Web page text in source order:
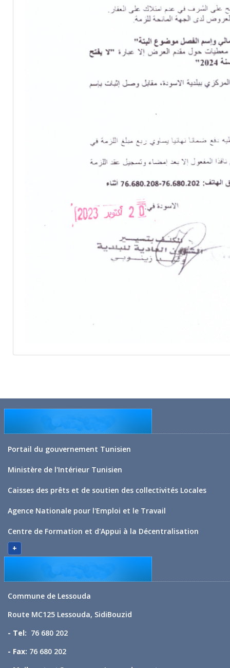
Portail du gouvernement Tunisien
Ministère de l'Intérieur Tunisien
Caisses des prêts et de soutien des collectivités Locales
Agence Nationale pour l'Emploi et le Travail
Centre de Formation et d'Appui à la Décentralisation
+
Commune de Lessouda
Route MC125 Lessouda, SidiBouzid
- Tel: 76 680 202
- Fax: 76 680 202